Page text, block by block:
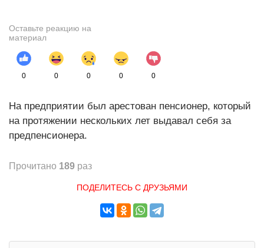
Оставьте реакцию на
материал
0 0 0 0 0
На предприятии был арестован пенсионер, который
на протяжении нескольких лет выдавал себя за
предпенсионера.
Прочитано 189 раз
ПОДЕЛИТЕСЬ С ДРУЗЬЯМИ